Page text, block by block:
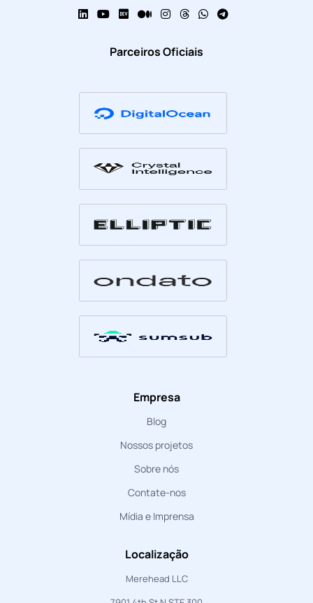
Parceiros Oficiais
Empresa
Blog
Nossos projetos
Sobre nós
Contate-nos
Mídia e Imprensa
Localização
Merehead LLC